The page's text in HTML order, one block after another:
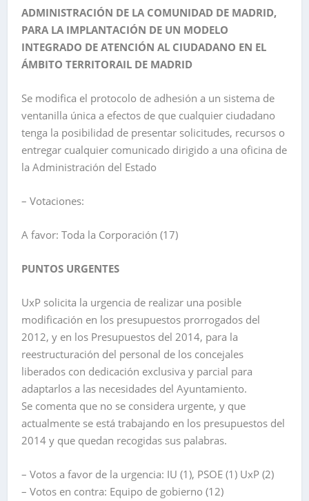
ADMINISTRACIÓN DE LA COMUNIDAD DE MADRID,
PARA LA IMPLANTACIÓN DE UN MODELO
INTEGRADO DE ATENCIÓN AL CIUDADANO EN EL
ÁMBITO TERRITORAIL DE MADRID
Se modifica el protocolo de adhesión a un sistema de
ventanilla única a efectos de que cualquier ciudadano
tenga la posibilidad de presentar solicitudes, recursos o
entregar cualquier comunicado dirigido a una oficina de
la Administración del Estado
– Votaciones:
A favor: Toda la Corporación (17)
PUNTOS URGENTES
UxP solicita la urgencia de realizar una posible
modificación en los presupuestos prorrogados del
2012, y en los Presupuestos del 2014, para la
reestructuración del personal de los concejales
liberados con dedicación exclusiva y parcial para
adaptarlos a las necesidades del Ayuntamiento.
Se comenta que no se considera urgente, y que
actualmente se está trabajando en los presupuestos del
2014 y que quedan recogidas sus palabras.
– Votos a favor de la urgencia: IU (1), PSOE (1) UxP (2)
– Votos en contra: Equipo de gobierno (12)